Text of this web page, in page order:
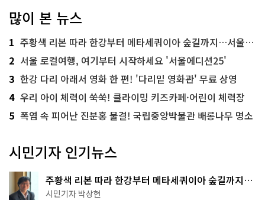
많이 본 뉴스
1 주황색 리본 따라 한강부터 메타세쿼이아 숲길까지…서울둘레길 15코스
2 서울 로컬여행, 여기부터 시작하세요 '서울에디션25'
3 한강 다리 아래서 영화 한 편! '다리밑 영화관' 무료 상영
4 우리 아이 체력이 쑥쑥! 클라이밍 키즈카페·어린이 체력장
5 폭염 속 피어난 진분홍 물결! 국립중앙박물관 배롱나무 명소
시민기자 인기뉴스
주황색 리본 따라 한강부터 메타세쿼이아 숲길까지…
서울둘레길 15코스
시민기자 박상현